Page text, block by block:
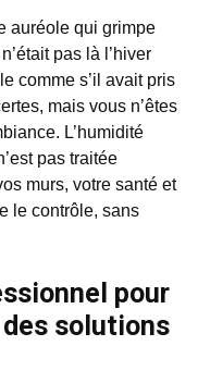
auréole qui grimpe
pas là l’hiver
comme s’il avait pris
mais vous n’êtes
L’humidité
pas traitée
murs, votre santé et
le contrôle, sans
pour
solutions